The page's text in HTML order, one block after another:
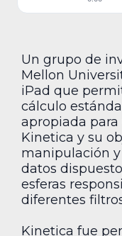
Un grupo de
Mellon
iPad que
cálculo
apropiada
Kinetica y su
manipulación
datos
esferas
diferentes
Kinetica fue